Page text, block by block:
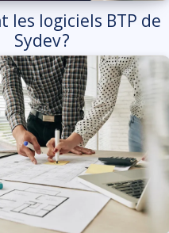
les logiciels BTP de
Sydev ?